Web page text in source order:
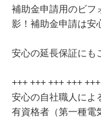
補助金申請用のビフ
影！補助金申請は安
安心の延長保証にも
+++ +++ +++ +++
安心の自社職人によ
有資格者（第一種電